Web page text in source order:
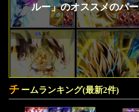
ルー」のオススメのパ
チ ームランキング(最新2件)